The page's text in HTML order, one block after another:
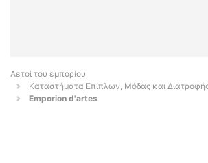
Αετοί του εμπορίου
Καταστήματα Επίπλων, Μόδας και
Emporion d'artes